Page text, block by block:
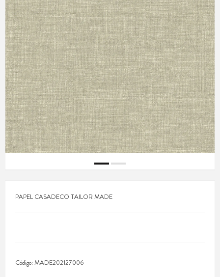
PAPEL CASADECO TAILOR MADE
Código:MADE202127006